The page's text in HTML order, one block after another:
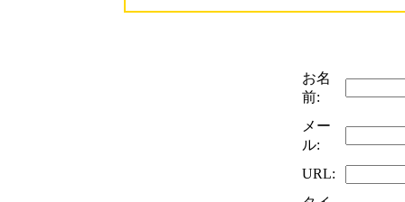
お名
前:
メー
ル:
URL: